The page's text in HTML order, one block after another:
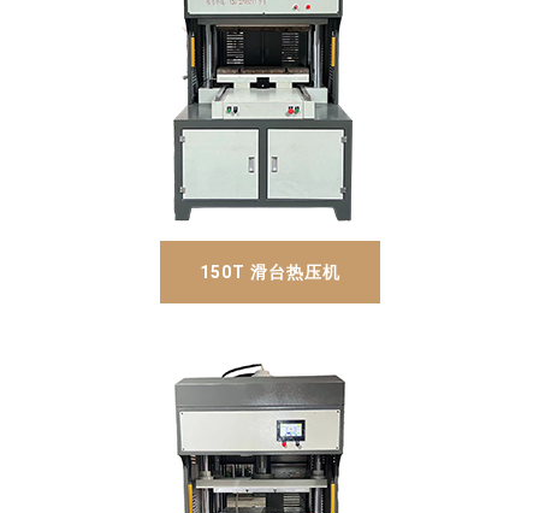
150T 滑台热压机